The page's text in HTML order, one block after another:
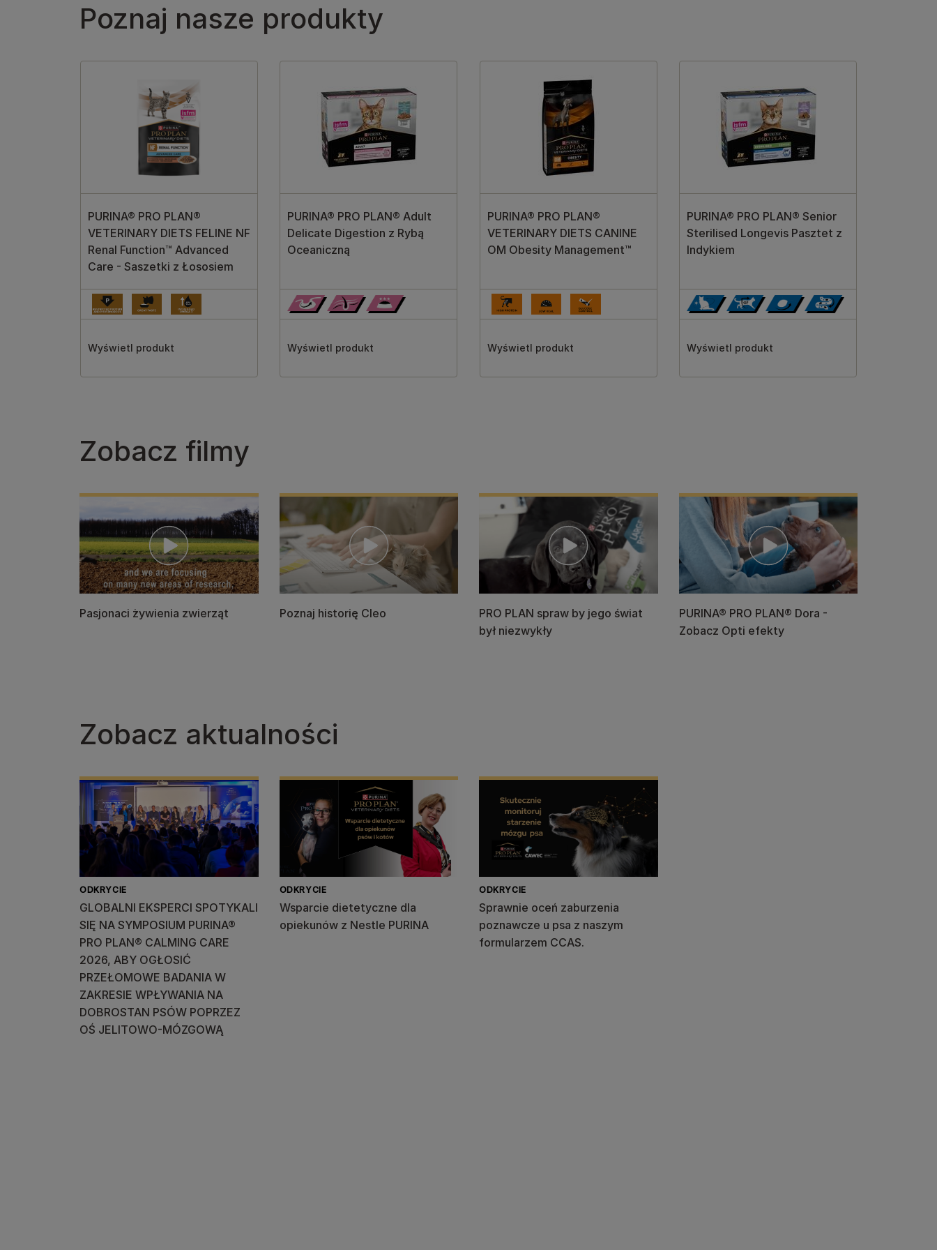
Poznaj nasze produkty
PURINA® PRO PLAN®
VETERINARY DIETS FELINE NF
Renal Function™ Advanced
Care - Saszetki z Łososiem
Wyświetl produkt
PURINA® PRO PLAN® Adult
Delicate Digestion z Rybą
Oceaniczną
Wyświetl produkt
PURINA® PRO PLAN®
VETERINARY DIETS CANINE
OM Obesity Management™
Wyświetl produkt
PURINA® PRO PLAN® Senior
Sterilised Longevis Pasztet z
Indykiem
Wyświetl produkt
Zobacz filmy
Pasjonaci żywienia zwierząt Poznaj historię Cleo
PRO PLAN spraw by jego świat
był niezwykły
PURINA® PRO PLAN® Dora -
Zobacz Opti efekty
Zobacz aktualności
ODKRYCIE
GLOBALNI EKSPERCI SPOTYKALI
SIĘ NA SYMPOSIUM PURINA®
PRO PLAN® CALMING CARE
2026, ABY OGŁOSIĆ
PRZEŁOMOWE BADANIA W
ZAKRESIE WPŁYWANIA NA
DOBROSTAN PSÓW POPRZEZ
OŚ JELITOWO-MÓZGOWĄ
ODKRYCIE
Wsparcie dietetyczne dla
opiekunów z Nestle PURINA
ODKRYCIE
Sprawnie oceń zaburzenia
poznawcze u psa z naszym
formularzem CCAS.